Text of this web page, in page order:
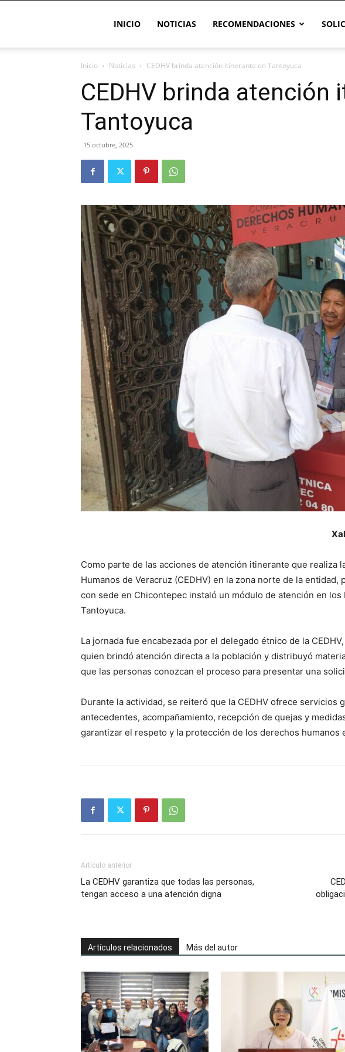
INICIO NOTICIAS RECOMENDACIONES
Inicio Noticias CEDHV brinda atención itinerante en Tantoyuca
CEDHV brinda atención
Tantoyuca
15 octubre, 2025
Como parte de las acciones de atención itinerante que realiza
Humanos de Veracruz (CEDHV) en la zona norte de la entidad,
con sede en Chicontepec instaló un módulo de atención en los
Tantoyuca.
La jornada fue encabezada por el delegado étnico de la
quien brindó atención directa a la población y distribuyó
que las personas conozcan el proceso para presentar una
Durante la actividad, se reiteró que la CEDHV ofrece servicios
antecedentes, acompañamiento, recepción de quejas y
garantizar el respeto y la protección de los derechos humanos
Artículo anterior
La CEDHV garantiza que todas las personas,
tengan acceso a una atención digna
Artículos relacionados Más del autor